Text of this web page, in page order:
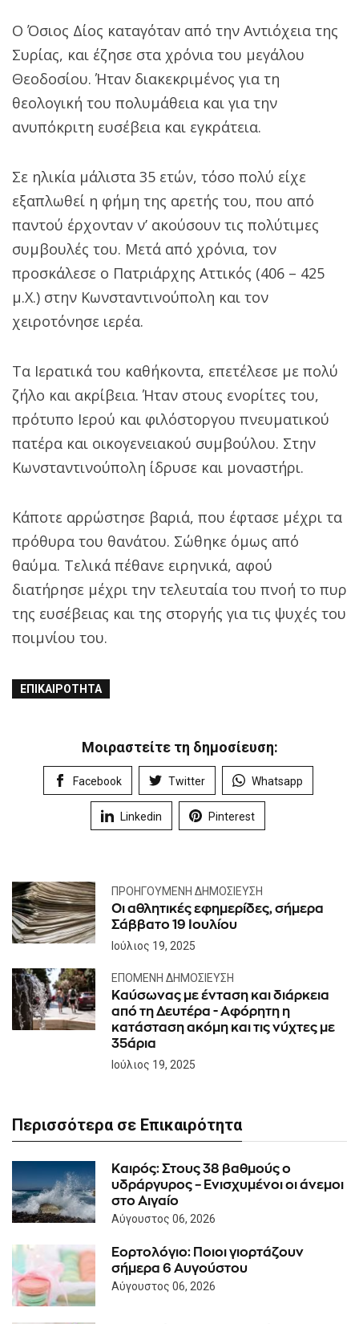
Ο Όσιος Δίος καταγόταν από την Αντιόχεια της
Συρίας, και έζησε στα χρόνια του μεγάλου
Θεοδοσίου. Ήταν διακεκριμένος για τη
θεολογική του πολυμάθεια και για την
ανυπόκριτη ευσέβεια και εγκράτεια.
Σε ηλικία μάλιστα 35 ετών, τόσο πολύ είχε
εξαπλωθεί η φήμη της αρετής του, που από
παντού έρχονταν ν’ ακούσουν τις πολύτιμες
συμβουλές του. Μετά από χρόνια, τον
προσκάλεσε ο Πατριάρχης Αττικός (406 – 425
μ.Χ.) στην Κωνσταντινούπολη και τον
χειροτόνησε ιερέα.
Τα Ιερατικά του καθήκοντα, επετέλεσε με πολύ
ζήλο και ακρίβεια. Ήταν στους ενορίτες του,
πρότυπο Ιερού και φιλόστοργου πνευματικού
πατέρα και οικογενειακού συμβούλου. Στην
Κωνσταντινούπολη ίδρυσε και μοναστήρι.
Κάποτε αρρώστησε βαριά, που έφτασε μέχρι τα
πρόθυρα του θανάτου. Σώθηκε όμως από
θαύμα. Τελικά πέθανε ειρηνικά, αφού
διατήρησε μέχρι την τελευταία του πνοή το πυρ
της ευσέβειας και της στοργής για τις ψυχές του
ποιμνίου του.
ΕΠΙΚΑΙΡΌΤΗΤΑ
Μοιραστείτε τη δημοσίευση:
Facebook Twitter Whatsapp
Linkedin Pinterest
ΠΡΟΗΓΟΎΜΕΝΗ ΔΗΜΟΣΊΕΥΣΗ
Οι αθλητικές εφημερίδες, σήμερα
Σάββατο 19 Ιουλίου
Ιούλιος 19, 2025
ΕΠΌΜΕΝΗ ΔΗΜΟΣΊΕΥΣΗ
Καύσωνας με ένταση και διάρκεια
από τη Δευτέρα - Αφόρητη η
κατάσταση ακόμη και τις νύχτες με
35άρια
Ιούλιος 19, 2025
Περισσότερα σε Επικαιρότητα
Καιρός: Στους 38 βαθμούς ο
υδράργυρος – Ενισχυμένοι οι άνεμοι
στο Αιγαίο
Αύγουστος 06, 2026
Εορτολόγιο: Ποιοι γιορτάζουν
σήμερα 6 Αυγούστου
Αύγουστος 06, 2026